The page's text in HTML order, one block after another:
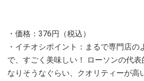
・価格：376円（税込）
・イチオシポイント：まるで専門店の
で、すごく美味しい！ ローソンの代
なりそうなぐらい、クオリティーが高